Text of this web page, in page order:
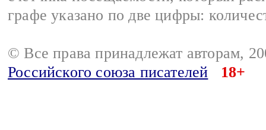
графе указано по две цифры:
© Все права принадлежат авторам,
Российского союза писателей
18+